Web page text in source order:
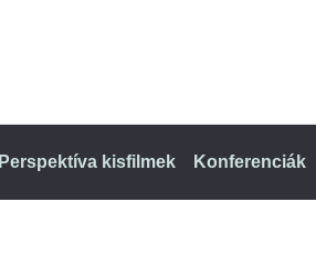
Perspektíva kisfilmek Konferenciák